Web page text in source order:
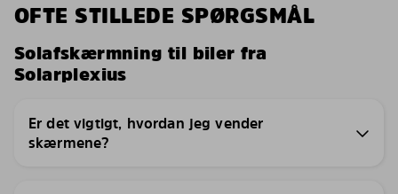
OFTE STILLEDE SPØRGSMÅL
Solafskærmning til biler fra
Solarplexius
Er det vigtigt, hvordan jeg vender
skærmene?